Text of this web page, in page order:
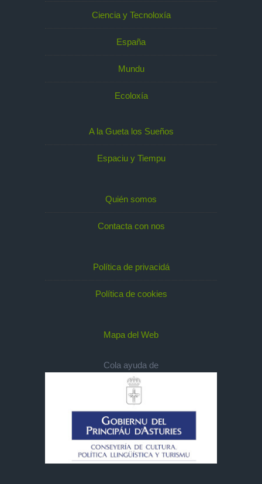
Ciencia y Tecnoloxía
España
Mundu
Ecoloxía
A la Gueta los Sueños
Espaciu y Tiempu
Quién somos
Contacta con nos
Política de privacidá
Política de cookies
Mapa del Web
Cola ayuda de